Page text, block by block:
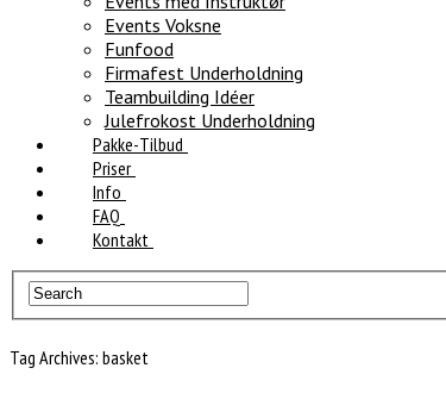
Events Voksne
Funfood
Firmafest Underholdning
Teambuilding Idéer
Julefrokost Underholdning
Pakke-Tilbud
Priser
Info
FAQ
Kontakt
Tag Archives: basket